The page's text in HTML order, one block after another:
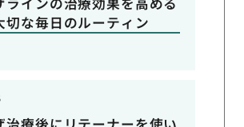
切な毎日のルーティン